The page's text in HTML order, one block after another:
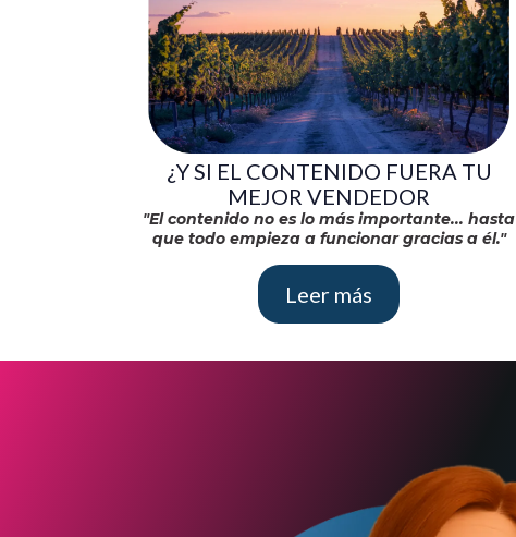
¿Y SI EL CONTENIDO FUERA TU
MEJOR VENDEDOR
"El contenido no es lo más importante... hasta
que todo empieza a funcionar gracias a él."
Leer más